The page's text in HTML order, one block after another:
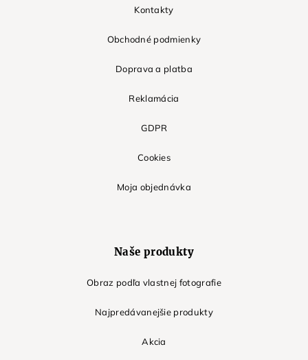
Kontakty
Obchodné podmienky
Doprava a platba
Reklamácia
GDPR
Cookies
Moja objednávka
Naše produkty
Obraz podľa vlastnej fotografie
Najpredávanejšie produkty
Akcia